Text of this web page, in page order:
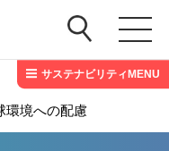
サステナビリティMENU
環境への配慮